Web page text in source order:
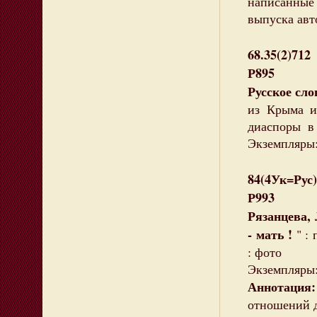
выпуска
68.35(2)712
Р895
Русское
из Крыма и
диаспоры
Р993
- мать ! " :
: фото
Аннотация:
отношений